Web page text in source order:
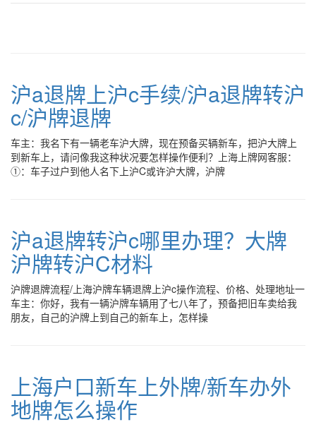
沪a退牌上沪c手续/沪a退牌转沪
c/沪牌退牌
车主：我名下有一辆老车沪大牌，现在预备买辆新车，把沪大牌上
到新车上，请问像我这种状况要怎样操作便利？上海上牌网客服：
①：车子过户到他人名下上沪C或许沪大牌，沪牌
沪a退牌转沪c哪里办理？大牌
沪牌转沪C材料
沪牌退牌流程/上海沪牌车辆退牌上沪c操作流程、价格、处理地址一
车主：你好，我有一辆沪牌车辆用了七八年了，预备把旧车卖给我
朋友，自己的沪牌上到自己的新车上，怎样操
上海户口新车上外牌/新车办外
地牌怎么操作